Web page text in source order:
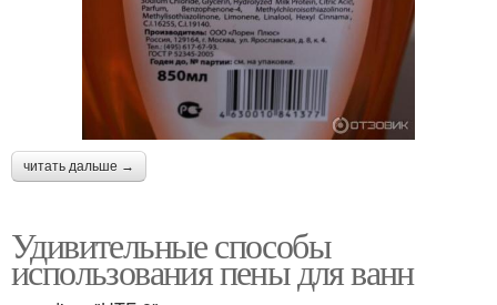
читать дальше →
Удивительные способы
использования пены для ванн